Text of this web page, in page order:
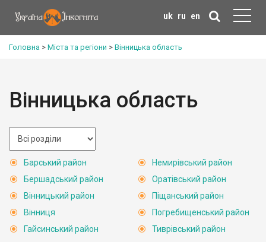
uk ru en
Головна > Міста та регіони > Вінницька область
Вінницька область
Барський район
Бершадський район
Вінницький район
Вінниця
Гайсинський район
Немирівський район
Оратівський район
Піщанський район
Погребищенський район
Тиврівський район